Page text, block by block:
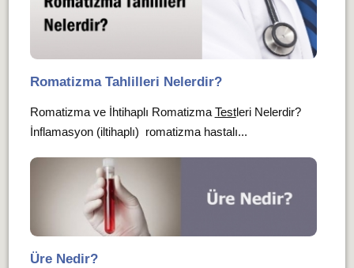
Romatizma Tahlilleri Nelerdir?
Romatizma ve İhtihaplı Romatizma Testleri Nelerdir?
İnflamasyon (iltihaplı) romatizma hastalı...
Üre Nedir?